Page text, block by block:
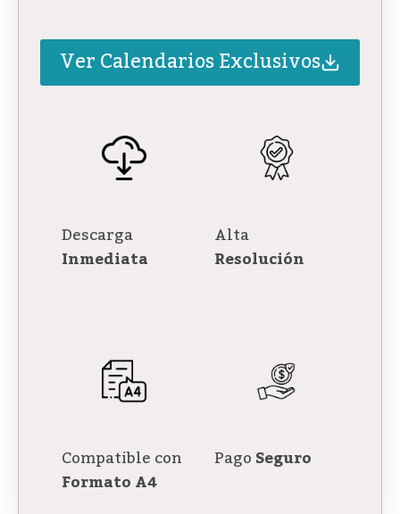
Ver Calendarios Exclusivos
Descarga
Inmediata
Alta
Resolución
Compatible con
Formato A4
PagoSeguro